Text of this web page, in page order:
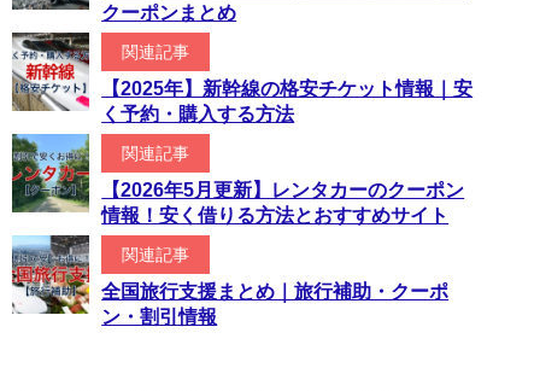
クーポンまとめ
関連記事
【2025年】新幹線の格安チケット情報｜安
く予約・購入する方法
関連記事
【2026年5月更新】レンタカーのクーポン
情報！安く借りる方法とおすすめサイト
関連記事
全国旅行支援まとめ｜旅行補助・クーポ
ン・割引情報